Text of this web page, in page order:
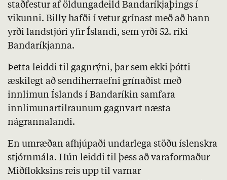
staðfestur af öldungadeild Bandaríkjaþings í
vikunni. Billy hafði í vetur grínast með að hann
yrði landstjóri yfir Íslandi, sem yrði 52. ríki
Bandaríkjanna.
Þetta leiddi til gagnrýni, þar sem ekki þótti
æskilegt að sendiherraefni grínaðist með
innlimun Íslands í Bandaríkin samfara
innlimunartilraunum gagnvart næsta
nágrannalandi.
En umræðan afhjúpaði undarlega stöðu íslenskra
stjórnmála. Hún leiddi til þess að varaformaður
Miðflokksins reis upp til varnar